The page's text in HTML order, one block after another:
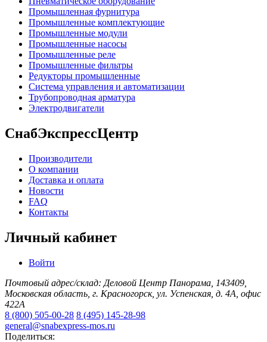
Промышленная фурнитура
Промышленные комплектующие
Промышленные модули
Промышленные насосы
Промышленные реле
Промышленные фильтры
Редукторы промышленные
Система управления и автоматизации
Трубопроводная арматура
Электродвигатели
СнабЭкспрессЦентр
Производители
О компании
Доставка и оплата
Новости
FAQ
Контакты
Личный кабинет
Войти
Почтовый адрес/склад: Деловой Центр Панорама, 143409,
Московская область, г. Красногорск, ул. Успенская, д. 4А, офис
422А
8 (800) 505-00-28 8 (495) 145-28-98
general@snabexpress-mos.ru
Поделиться: